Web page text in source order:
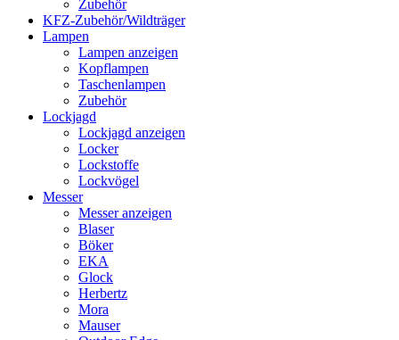
Zubehör
KFZ-Zubehör/Wildträger
Lampen
Lampen anzeigen
Kopflampen
Taschenlampen
Zubehör
Lockjagd
Lockjagd anzeigen
Locker
Lockstoffe
Lockvögel
Messer
Messer anzeigen
Blaser
Böker
EKA
Glock
Herbertz
Mora
Mauser